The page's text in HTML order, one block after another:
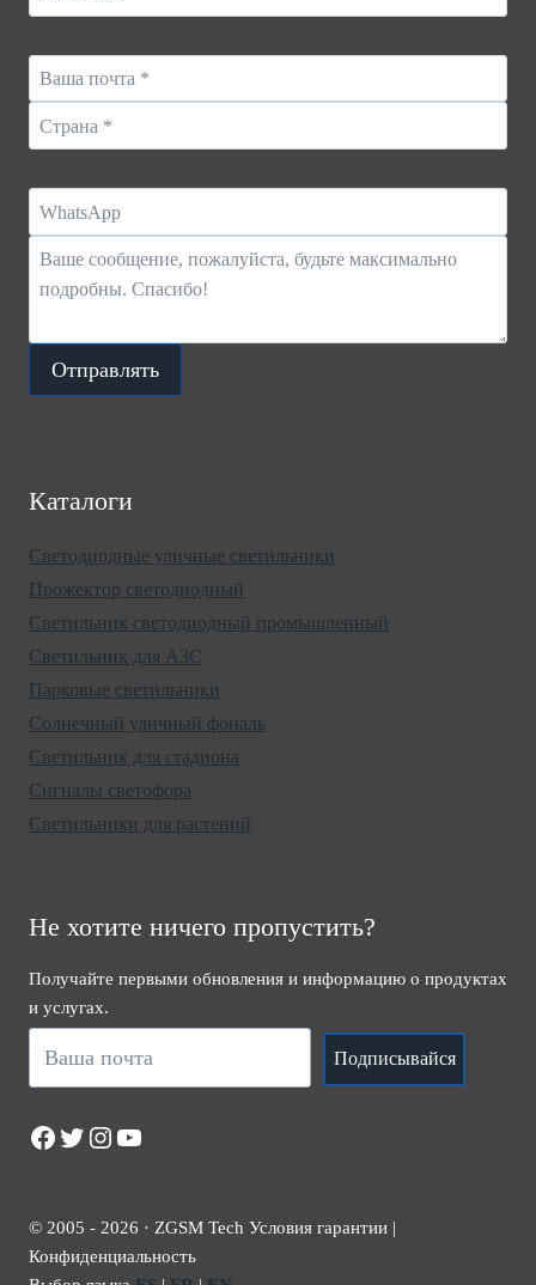
Отправлять
Каталоги
Светодиодные уличные светильники
Прожектор светодиодный
Светильник светодиодный промышленный
Светильник для АЗС
Парковые светильники
Солнечный уличный фональ
Светильник для стадиона
Сигналы светофора
Светильники для растений
Не хотите ничего пропустить?
Получайте первыми обновления и информацию о продуктах
и услугах.
Подписывайся
Facebook
Twitter
Instagram
YouTube
© 2005 - 2026 · ZGSM Tech Условия гарантии |
Конфиденциальность